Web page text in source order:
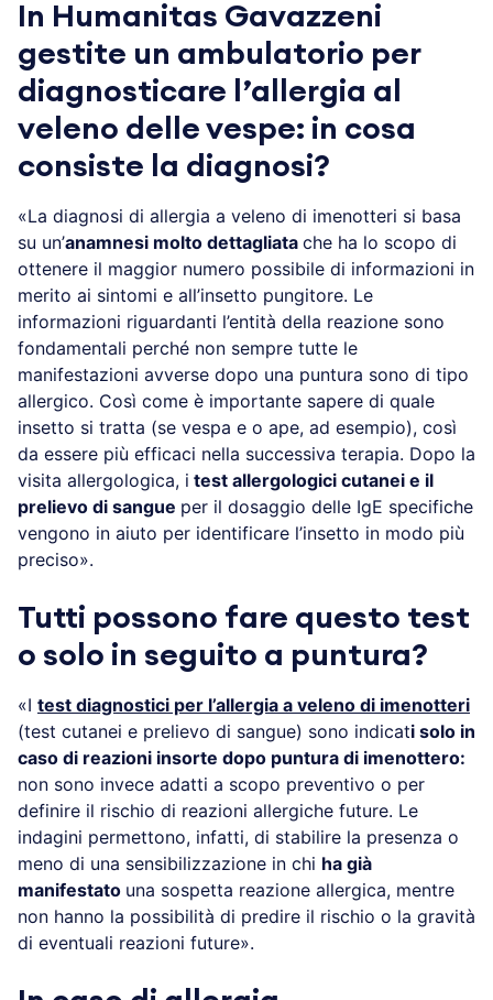
In Humanitas Gavazzeni
gestite un ambulatorio per
diagnosticare l’allergia al
veleno delle vespe: in cosa
consiste la diagnosi?
«La diagnosi di allergia a veleno di imenotteri si basa
su un’anamnesi molto dettagliata che ha lo scopo di
ottenere il maggior numero possibile di informazioni in
merito ai sintomi e all’insetto pungitore. Le
informazioni riguardanti l’entità della reazione sono
fondamentali perché non sempre tutte le
manifestazioni avverse dopo una puntura sono di tipo
allergico. Così come è importante sapere di quale
insetto si tratta (se vespa e o ape, ad esempio), così
da essere più efficaci nella successiva terapia. Dopo la
visita allergologica, i test allergologici cutanei e il
prelievo di sangue per il dosaggio delle IgE specifiche
vengono in aiuto per identificare l’insetto in modo più
preciso».
Tutti possono fare questo test
o solo in seguito a puntura?
«I test diagnostici per l’allergia a veleno di imenotteri
(test cutanei e prelievo di sangue) sono indicati solo in
caso di reazioni insorte dopo puntura di imenottero:
non sono invece adatti a scopo preventivo o per
definire il rischio di reazioni allergiche future. Le
indagini permettono, infatti, di stabilire la presenza o
meno di una sensibilizzazione in chi ha già
manifestato una sospetta reazione allergica, mentre
non hanno la possibilità di predire il rischio o la gravità
di eventuali reazioni future».